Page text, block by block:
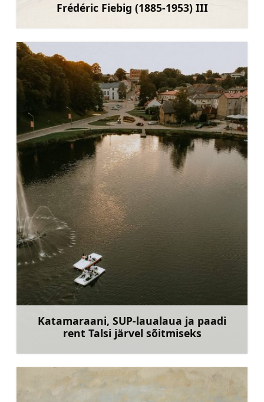
Frédéric Fiebig (1885-1953) III
Rohkem teavet
Katamaraani, SUP-laualaua ja paadi
rent Talsi järvel sõitmiseks
Rohkem teavet